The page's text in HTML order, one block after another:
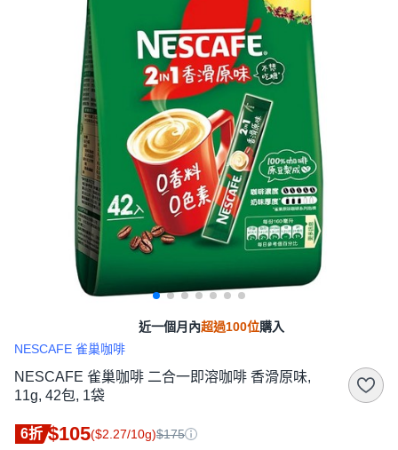
近一個月內超過100位購入
NESCAFE 雀巢咖啡
NESCAFE 雀巢咖啡 二合一即溶咖啡 香滑原味,
11g, 42包, 1袋
6折 $105($2.27/10g)$175